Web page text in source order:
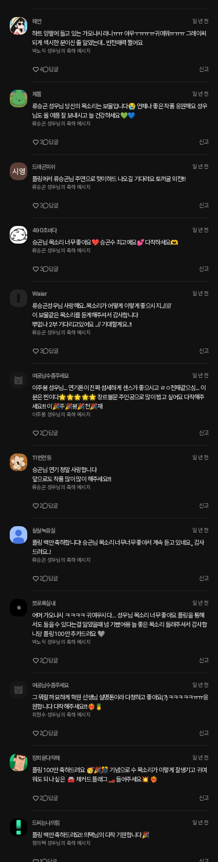
해언 일 년 전
하트 양팔에 들고 있는 가오나시라니ㅠㅠ 아우ㅜㅠㅠㅠ귀여워ㅠㅠㅠ 그레이씨
되게 섹시한 분이신 줄 알았는데.. 반전매력 쩔어요
박노식 성우님의 축하 메시지
4 답글 신고
제품 일 년 전
류승곤 성우님 당신의 목소리는 보물입니다😭 언제나 좋은 작품 응원해요 성우
님도 올 여름 잘 보내시고 늘 건강하세요💚💙
류승곤 성우님의 축하 메시지
3 답글 신고
드레곤피쉬 일 년 전
플링에서 류승곤님 주연으로 핫미하드 나오길 기다려요 토끼굴 외전!!!
류승곤 성우님의 축하 메시지
3 답글 신고
490초바다 일 년 전
승곤님 목소리 너무 좋아요❤️ 승곤수 최고예요💕 다작하세요🫶
류승곤 성우님의 축하 메시지
3 답글 신고
Waiar 일 년 전
류승곤성우님 사랑해요..목소리가 어떻게 이렇게 좋으시지../////
이 보물같은 목소리를 듣게해주셔서 감사합니다
뿌없나 2부 기다리고있어요 ..// 기대할게요..!!
류승곤 성우님의 축하 메시지
3 답글 신고
여공남수좀주세요 일 년 전
이주봉 성우님... 연기톤이 진짜 섬세하게 센스가 좋으시고 ㄹㅇ천재같으심... 이
분은 찐이다🌟🌟🌟🌟🌟 장르불문 주인공으로 많이 뵙고 싶어요 다작해주
세요!!! 이🎉주🎉봉🎉천🎉재
이주봉 성우님의 축하 메시지
2 답글 신고
11번전등 일 년 전
승곤님 연기 정말 사랑합니다
앞으로도 작품 많이 많이 해주세요!!!
류승곤 성우님의 축하 메시지
2 답글 신고
살살녹음실 일 년 전
플링 백만 축하합니다! 승곤님 목소리 너무너무 좋아서 계속 듣고 있네요,, 감사
드려요..!
류승곤 성우님의 축하 메시지
2 답글 신고
쪼로록실내 일 년 전
어머 가오나시 ㅋㅋㅋㅋ 귀여우시다… 성우님 목소리 너무 좋아요 플링을 통해
서도 들을 수 있다는걸 알았을때 넘 기뻤어용 늘 좋은 목소리 들려주셔서 감사합
니당 플링 100만 추카드려요 🩶
박노식 성우님의 축하 메시지
2 답글 신고
여공남수좀주세요 일 년 전
그 뭐랄까 묘하게 학원 선생님 설명톤이라 다정하고 좋아요(?)ㅋㅋㅋㅋㅋㅠㅠ응
원합니다 다작해주세요!!!❤️‍🔥🍍
최현수 성우님의 축하 메시지
2 답글 신고
장희문다작해 일 년 전
플링 100만 축하드려요 🥳🎉🎊 기념으로 수 목소리가 이렇게 잘생기고 귀여
워도 되나 싶은  🚘 체커드 플래그🏎 들어주세요💥 ❤️‍🔥
2 답글 신고
드씨는나의힘 일 년 전
플링 백만 축하드려요!! 의택님의 다작 기원합니다🎉
정의택 성우님의 축하 메시지